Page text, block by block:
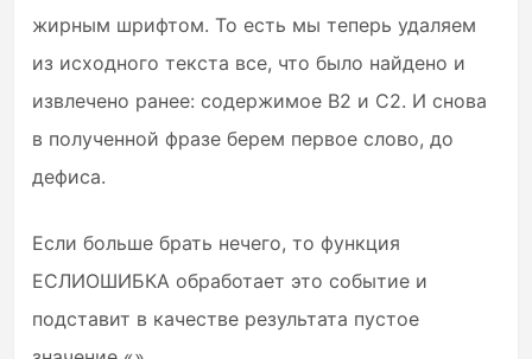
жирным шрифтом. То есть мы теперь удаляем
из исходного текста все, что было найдено и
извлечено ранее: содержимое B2 и C2. И снова
в полученной фразе берем первое слово, до
дефиса.
Если больше брать нечего, то функция
ЕСЛИОШИБКА обработает это событие и
подставит в качестве результата пустое